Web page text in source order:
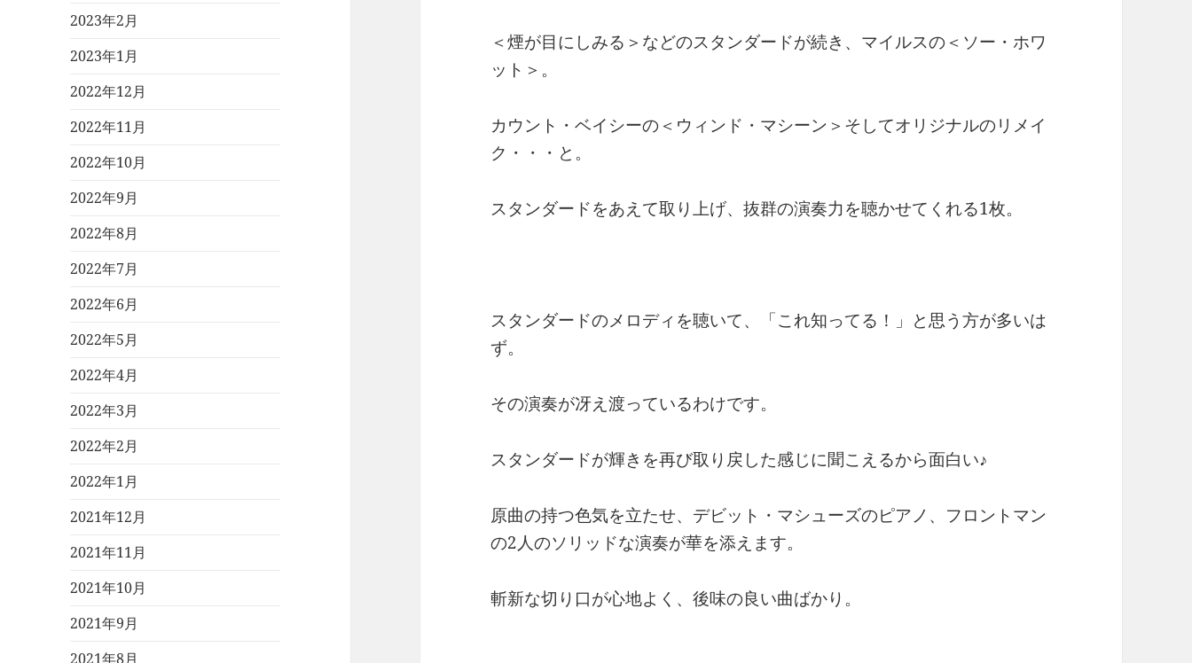
2023年2月
2023年1月
2022年12月
2022年11月
2022年10月
2022年9月
2022年8月
2022年7月
2022年6月
2022年5月
2022年4月
2022年3月
2022年2月
2022年1月
2021年12月
2021年11月
2021年10月
2021年9月
2021年8月
＜煙が目にしみる＞などのスタンダードが続き、マイルスの＜ソー・ホワ
ット＞。
カウント・ベイシーの＜ウィンド・マシーン＞そしてオリジナルのリメイ
ク・・・と。
スタンダードをあえて取り上げ、抜群の演奏力を聴かせてくれる1枚。
スタンダードのメロディを聴いて、「これ知ってる！」と思う方が多いは
ず。
その演奏が冴え渡っているわけです。
スタンダードが輝きを再び取り戻した感じに聞こえるから面白い♪
原曲の持つ色気を立たせ、デビット・マシューズのピアノ、フロントマン
の2人のソリッドな演奏が華を添えます。
斬新な切り口が心地よく、後味の良い曲ばかり。